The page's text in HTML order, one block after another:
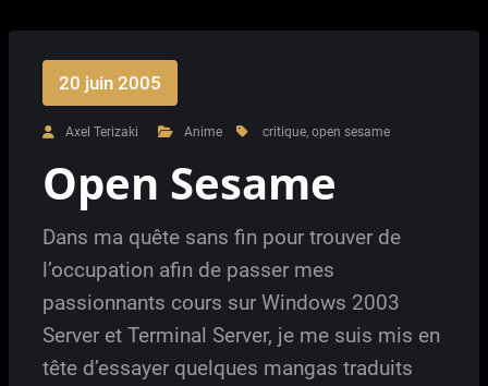
20 juin 2005
Axel Terizaki Anime critique, open sesame
Open Sesame
Dans ma quête sans fin pour trouver de
l’occupation afin de passer mes
passionnants cours sur Windows 2003
Server et Terminal Server, je me suis mis en
tête d’essayer quelques mangas traduits